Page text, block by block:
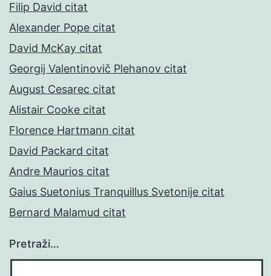
Filip David citat
Alexander Pope citat
David McKay citat
Georgij Valentinovič Plehanov citat
August Cesarec citat
Alistair Cooke citat
Florence Hartmann citat
David Packard citat
Andre Maurios citat
Gaius Suetonius Tranquillus Svetonije citat
Bernard Malamud citat
Pretraži…